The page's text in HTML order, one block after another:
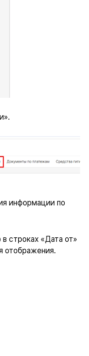
информации по
строках «Дата от»
отображения.